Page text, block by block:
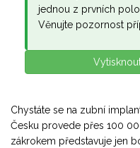
jednou z prvních
Věnujte pozornost
Chystáte se na zubní
Česku provede přes 100
zákrokem představuje jen